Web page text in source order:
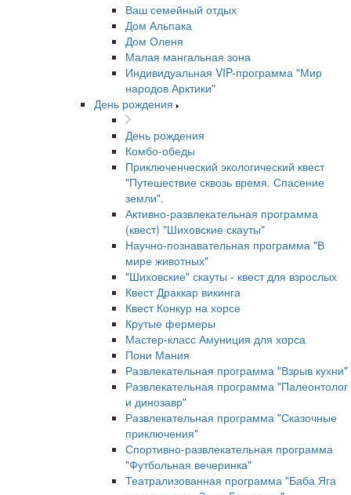
Ваш семейный отдых
Дом Альпака
Дом Оленя
Малая мангальная зона
Индивидуальная VIP-программа "Мир
народов Арктики"
День рождения
День рождения
Комбо-обеды
Приключенческий экологический квест
"Путешествие сквозь время. Спасение
земли".
Активно-развлекательная программа
(квест) "Шиховские скауты"
Научно-познавательная программа "В
мире животных"
"Шиховские" скауты - квест для взрослых
Квест Драккар викинга
Квест Конкур на хорсе
Крутые фермеры
Мастер-класс Амуниция для хорса
Пони Мания
Развлекательная программа "Взрыв кухни"
Развлекательная программа "Палеонтолог
и динозавр"
Развлекательная программа "Сказочные
приключения"
Спортивно-развлекательная программа
"Футбольная вечеринка"
Театрализованная программа "Баба Яга